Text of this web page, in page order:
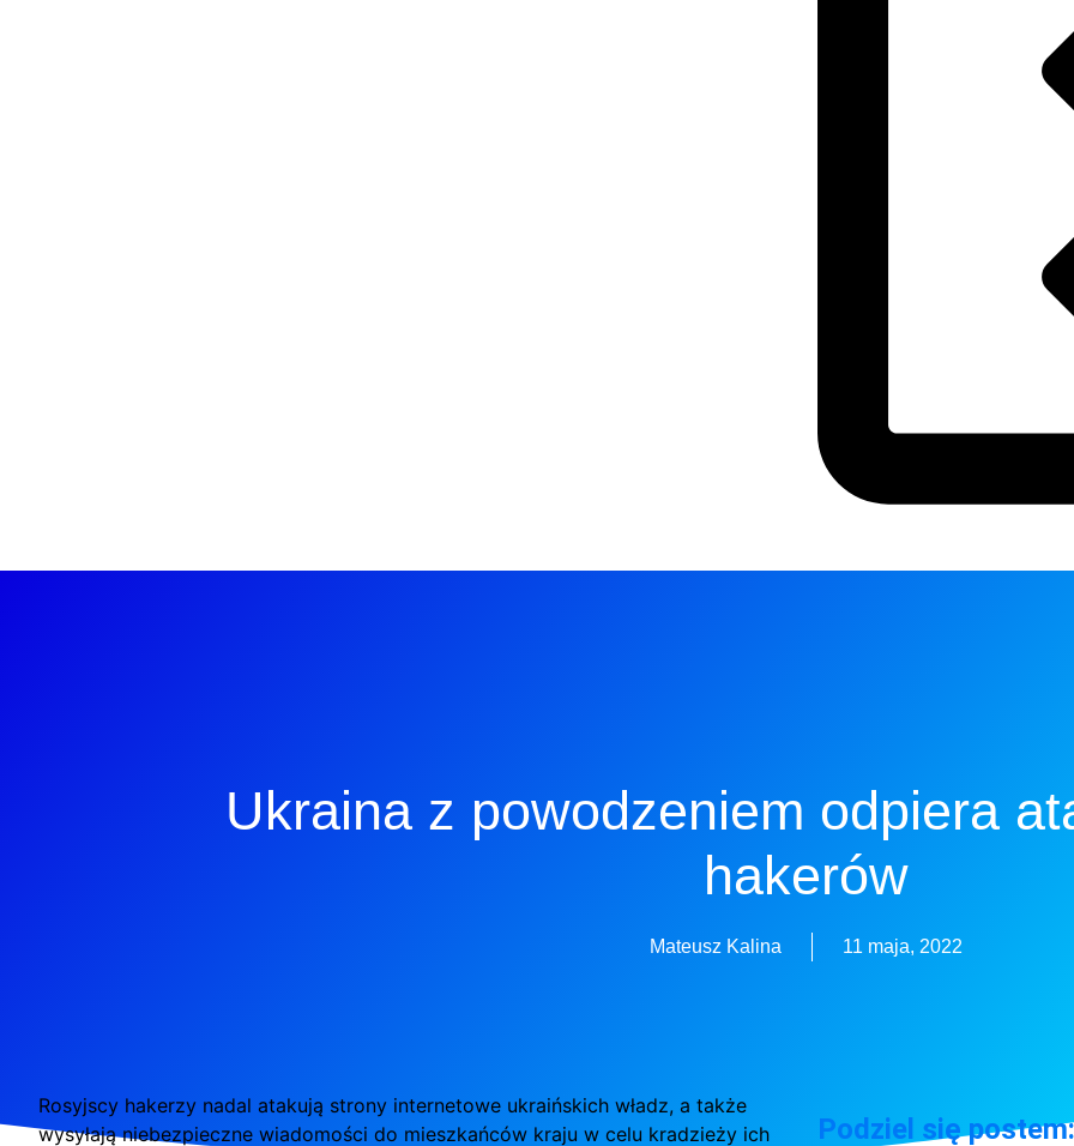
Ukraina z powodzeniem odpiera
hakerów
Mateusz Kalina 11 maja, 2022
Rosyjscy hakerzy nadal atakują strony internetowe ukraińskich władz, a także
wysyłają niebezpieczne wiadomości do mieszkańców kraju w celu kradzieży ich
Podziel się postem: